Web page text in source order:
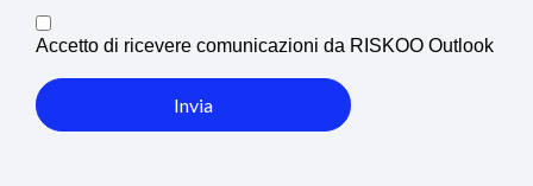
Accetto di ricevere comunicazioni da RISKOO Outlook
Invia